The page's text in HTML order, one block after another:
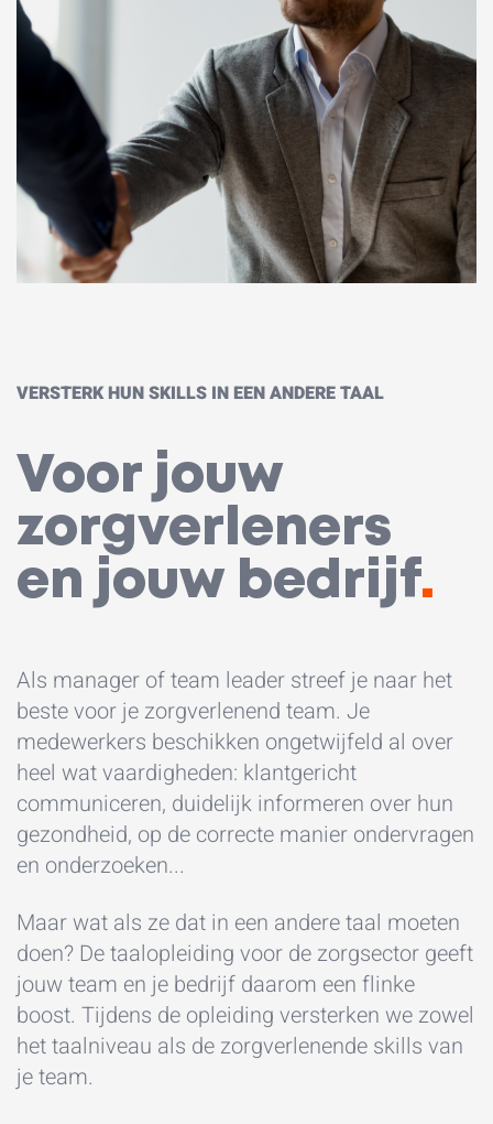
VERSTERK HUN SKILLS IN EEN ANDERE TAAL
Voor jouw
zorgverleners
en jouw bedrijf.
Als manager of team leader streef je naar het
beste voor je zorgverlenend team. Je
medewerkers beschikken ongetwijfeld al over
heel wat vaardigheden: klantgericht
communiceren, duidelijk informeren over hun
gezondheid, op de correcte manier ondervragen
en onderzoeken...
Maar wat als ze dat in een andere taal moeten
doen? De taalopleiding voor de zorgsector geeft
jouw team en je bedrijf daarom een flinke
boost. Tijdens de opleiding versterken we zowel
het taalniveau als de zorgverlenende skills van
je team.